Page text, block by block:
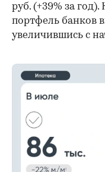
руб. (+39% за
портфель банков
увеличившись с